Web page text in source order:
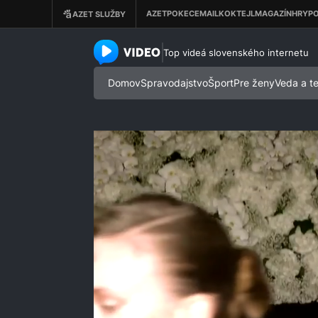
azet.video.sk
Top videá slovenského internetu
DomovSpravodajstvoŠportPre ženyVeda a